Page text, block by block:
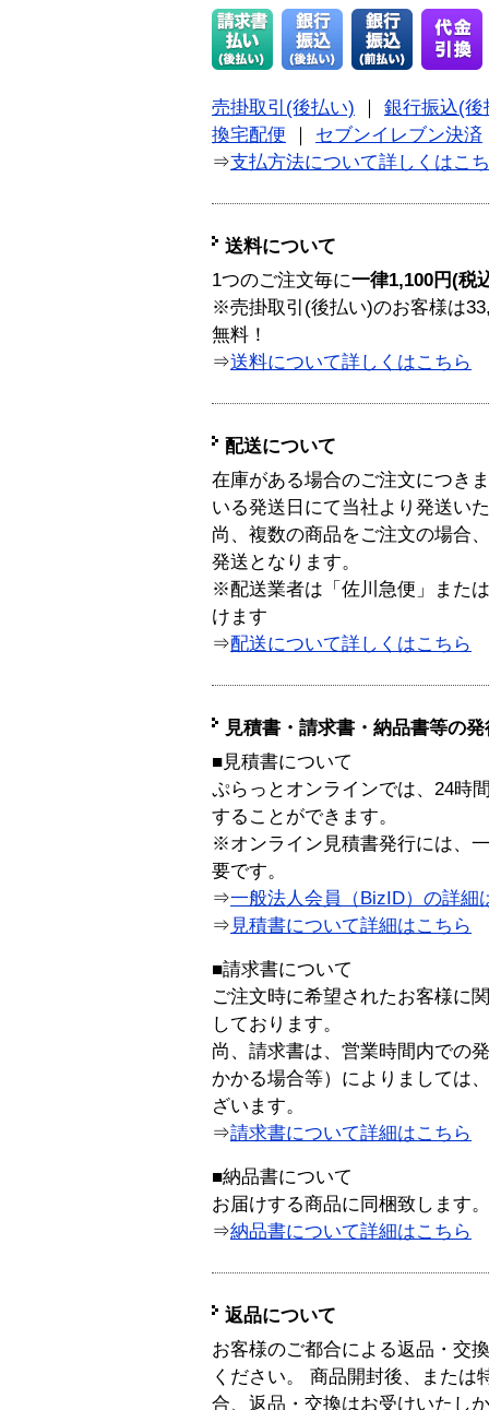
売掛取引(後払い)
銀行振込(後
換宅配便
セブンイレブン決済
⇒支払方法について詳しくはこ
送料について
1つのご注文毎に一律1,100円(税
※売掛取引(後払い)のお客様は
無料！
⇒送料について詳しくはこちら
配送について
在庫がある場合のご注文につき
いる発送日にて当社より発送い
尚、複数の商品をご注文の場合
発送となります。
※配送業者は「佐川急便」また
けます
⇒配送について詳しくはこちら
見積書・請求書・納品書等の
■見積書について
ぷらっとオンラインでは、24時
することができます。
※オンライン見積書発行には、
要です。
⇒一般法人会員（BizID）の詳細
⇒ 見積書について詳細はこちら
■請求書について
ご注文時に希望されたお客様に
しております。
尚、請求書は、営業時間内での
かかる場合等）によりましては
ざいます。
⇒請求書について詳細はこちら
■納品書について
お届けする商品に同梱致します。
⇒納品書について詳細はこちら
返品について
お客様のご都合による返品・交
ください。 商品開封後、または
合、返品・交換はお受けいたし